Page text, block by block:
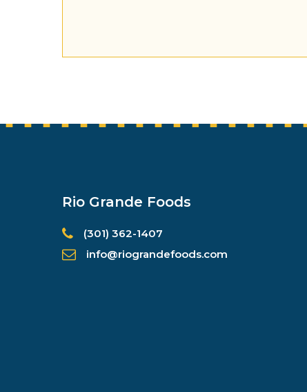
Rio Grande Foods
(301) 362-1407
info@riograndefoods.com